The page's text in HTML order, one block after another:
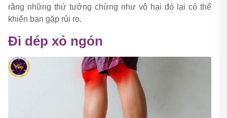
rằng những thứ tưởng chừng như vô hại đó lại có thể
khiến bạn gặp rủi ro.
Đi dép xỏ ngón